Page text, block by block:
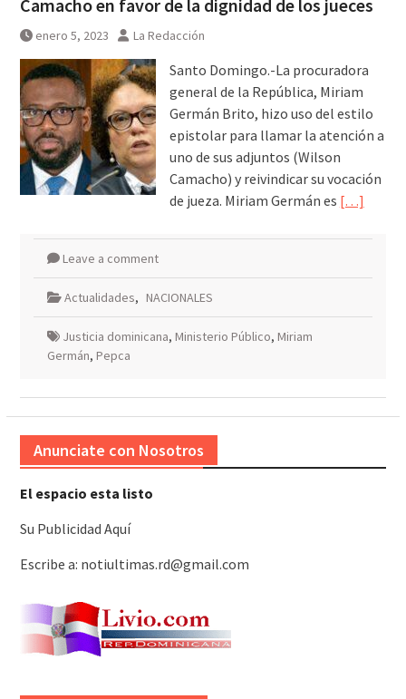
Camacho en favor de la dignidad de los jueces
enero 5, 2023 La Redacción
Santo Domingo.-La procuradora
general de la República, Miriam
Germán Brito, hizo uso del estilo
epistolar para llamar la atención a
uno de sus adjuntos (Wilson
Camacho) y reivindicar su vocación
de jueza. Miriam Germán es […]
Leave a comment
Actualidades, NACIONALES
Justicia dominicana, Ministerio Público, Miriam
Germán, Pepca
Anunciate con Nosotros
El espacio esta listo
Su Publicidad Aquí
Escribe a: notiultimas.rd@gmail.com